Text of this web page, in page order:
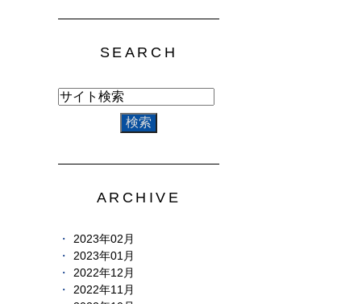
SEARCH
ARCHIVE
2023年02月
2023年01月
2022年12月
2022年11月